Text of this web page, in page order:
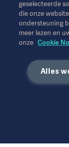
zonder
Deze
buiten de VS.
De
uitsluitend
geselecteerde
die onze
ondersteuning
meer lezen en
onze Cookie
Alles